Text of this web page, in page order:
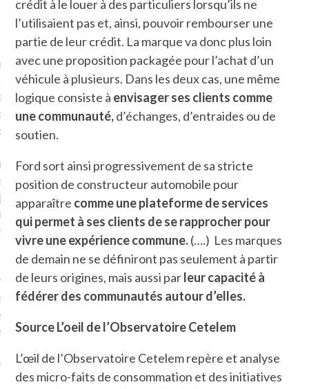
QUI MARCHE
journaliste à France
toujours aimé marcher.
conquis mais en
Je ne suis pas une
je le garde pour ce
je sens, j’entends, je
goûte et ceux que je
! Marcheuse des villes,
des ruines et des
qui Marche: pousseuse
cochère ou pas. Mais
pas d’interdit. Vélo,
bateau…
incite à un autre regard
curiosité. C’est un
crédit à le louer à des particuliers lorsqu’ils ne
l’utilisaient pas et, ainsi, pouvoir rembourser une
partie de leur crédit. La marque va donc plus loin
avec une proposition packagée pour l’achat d’un
véhicule à plusieurs. Dans les deux cas, une même
logique consiste à envisager ses clients comme
une communauté,d’échanges, d’entraides ou de
soutien.
Ford sort ainsi progressivement de sa stricte
position de constructeur automobile pour
apparaître comme une plateforme de services
quipermet à ses clients de se rapprocher pour
vivre une expérience commune.(….) Les marques
de demain ne se définiront pas seulement à partir
de leurs origines, mais aussi parleur capacité à
fédérer des communautés autour d’elles.
Source L’oeil de l’Observatoire Cetelem
L’œil de l’Observatoire Cetelem repère et analyse
des micro-faits de consommation et des initiatives